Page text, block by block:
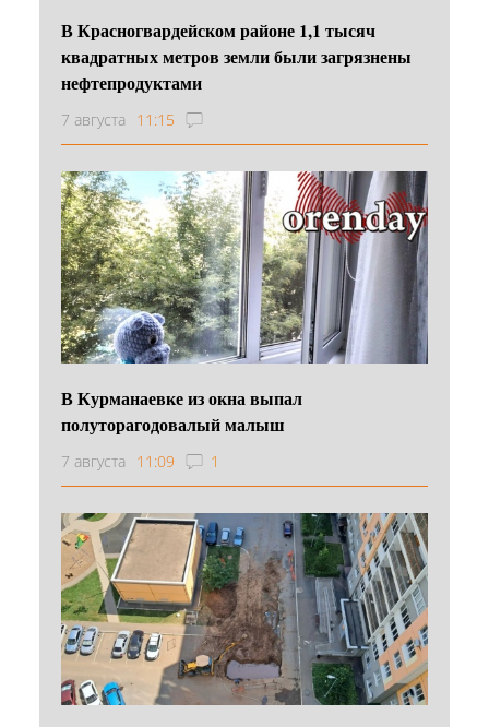
В Красногвардейском районе 1,1 тысяч
квадратных метров земли были загрязнены
нефтепродуктами
7 августа 11:15
В Курманаевке из окна выпал
полуторагодовалый малыш
7 августа 11:09 1